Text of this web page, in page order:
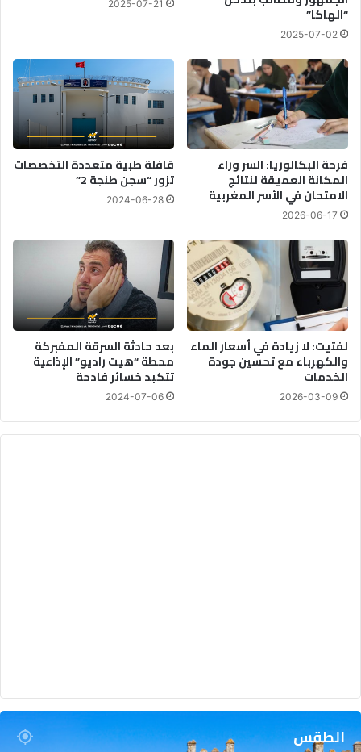
“الهاكا”
2025-07-02
2025-07-21
فرحة البكالوريا: السر وراء
المكانة العميقة لنتائج
الامتحان في الأسر المغربية
2026-06-17
قافلة طبية متعددة التخصصات
تزور “سجن طنجة 2”
2024-06-28
لفتيت: لا زيادة في أسعار الماء
والكهرباء مع تحسين جودة
الخدمات
2026-03-09
بعد حادثة السرقة المفبركة
محطة “هيت راديو” الإذاعية
تتكبد خسائر فادحة
2024-07-06
الطقس